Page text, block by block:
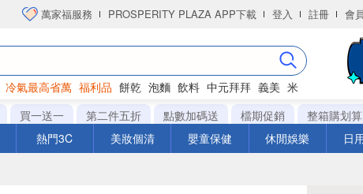
萬家福服務 PROSPERITY PLAZA APP下載 登入 註冊 會
冷氣最高省萬 福利品 餅乾 泡麵 飲料 中元拜拜 義美 米
買一送一 第二件五折 點數加碼送 檔期促銷 整箱購划算
熱門3C 美妝個清 嬰童保健 休閒娛樂 日